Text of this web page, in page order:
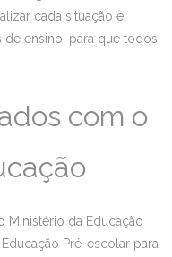
cada situação e
ensino, para que todos
com o
Ministério da Educação
Pré-escolar para